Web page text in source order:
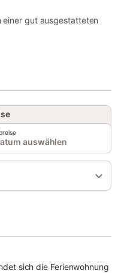
einer gut ausgestatteten
auswählen
sich die Ferienwohnung